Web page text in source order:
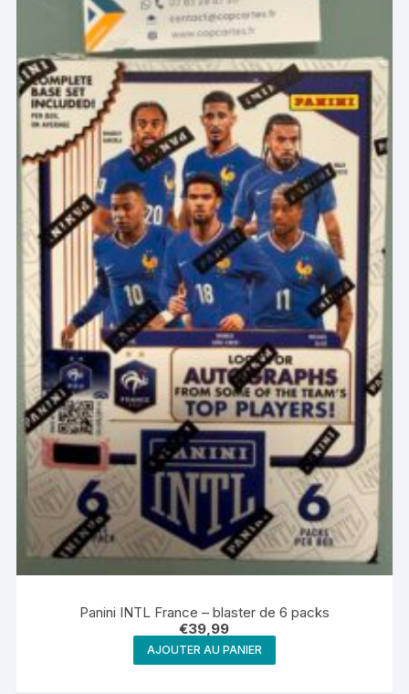
Panini INTL France – blaster de 6 packs
€39,99
AJOUTER AU PANIER